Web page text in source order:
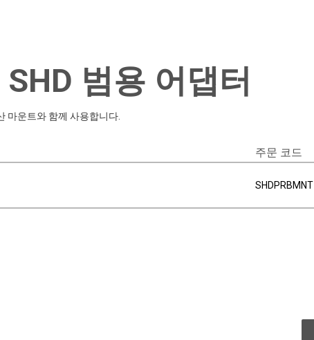
범용 어댑터
마운트와 함께 사용합니다.
주문 코드
SHDPRBMNT